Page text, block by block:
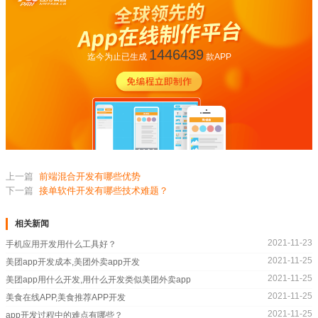
迄今为止已生成 1446439款APP
上一篇 前端混合开发有哪些优势
下一篇 接单软件开发有哪些技术难题？
相关新闻
手机应用开发用什么工具好？
2021-11-23
美团app开发成本,美团外卖app开发
2021-11-25
美团app用什么开发,用什么开发类似美团外卖app
2021-11-25
美食在线APP,美食推荐APP开发
2021-11-25
app开发过程中的难点有哪些？
2021-11-25